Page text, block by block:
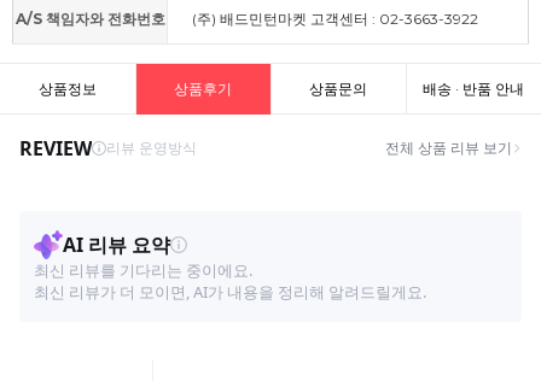
A/S 책임자와 전화번호 (주) 배드민턴마켓 고객센터 : 02-3663-3922
상품정보 상품후기 상품문의 배송 · 반품 안내